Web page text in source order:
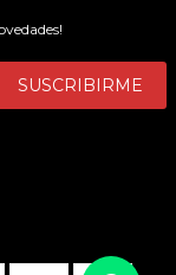
SUSCRIBIRME